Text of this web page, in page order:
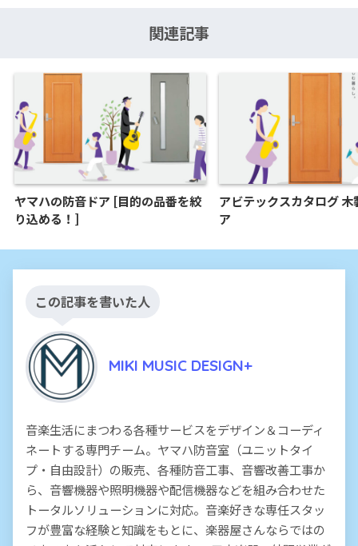
関連記事
ヤマハの防音ドア [目的の品番を絞
り込める！]
アビテックスカタログ 木
ア
この記事を書いた人
MIKI MUSIC DESIGN+
音楽生活にまつわる各種サービスをデザイン＆コーディ
ネートする専門チーム。ヤマハ防音室（ユニットタイ
プ・自由設計）の販売、各種防音工事、音響改善工事か
ら、音響機器や照明機器や配信機器などを組み合わせた
トータルソリューションに対応。音楽好きな専任スタッ
フが豊富な経験と知識をもとに、楽器屋さんならではの